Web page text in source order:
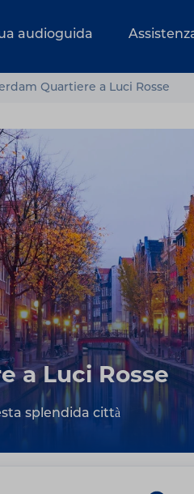
audioguida
Quartiere a Luci Rosse
a Luci Rosse
splendida città